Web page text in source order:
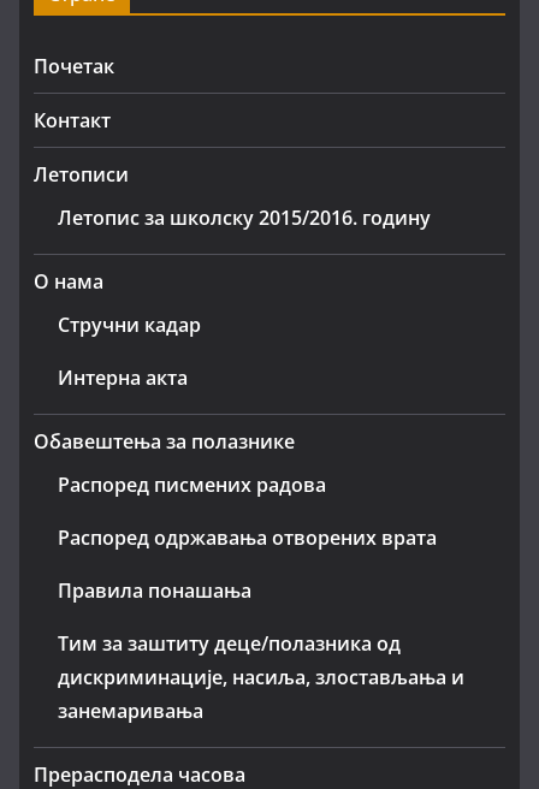
Почетак
Контакт
Летописи
Летопис за школску 2015/2016. годину
О нама
Стручни кадар
Интерна акта
Обавештења за полазнике
Распоред писмених радова
Распоред одржавања отворених врата
Правила понашања
Тим за заштиту деце/полазника од
дискриминације, насиља, злостављања и
занемаривања
Прерасподела часова